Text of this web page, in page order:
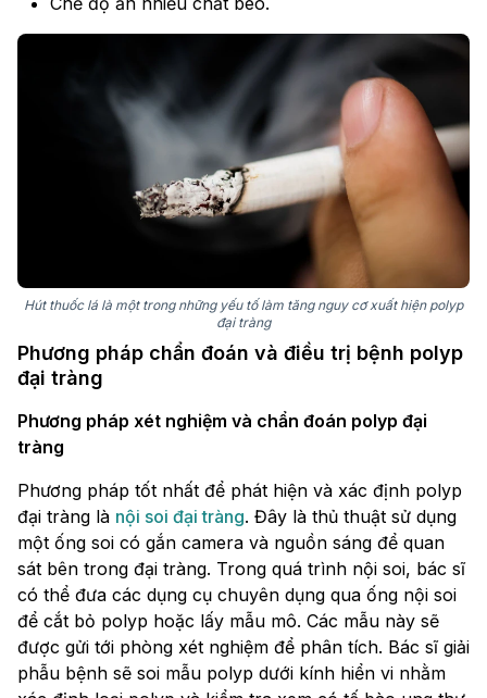
Hút thuốc lá là một trong những yếu tố làm tăng nguy cơ xuất hiện polyp
đại tràng
Phương pháp chẩn đoán và điều trị bệnh polyp
đại tràng
Phương pháp xét nghiệm và chẩn đoán polyp đại
tràng
Phương pháp tốt nhất để phát hiện và xác định polyp
đại tràng là nội soi đại tràng. Đây là thủ thuật sử dụng
một ống soi có gắn camera và nguồn sáng để quan
sát bên trong đại tràng. Trong quá trình nội soi, bác sĩ
có thể đưa các dụng cụ chuyên dụng qua ống nội soi
để cắt bỏ polyp hoặc lấy mẫu mô. Các mẫu này sẽ
được gửi tới phòng xét nghiệm để phân tích. Bác sĩ giải
phẫu bệnh sẽ soi mẫu polyp dưới kính hiển vi nhằm